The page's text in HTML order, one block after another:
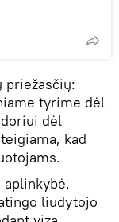
priežasčių:
tyrime dėl
dėl
kad
liudytojo